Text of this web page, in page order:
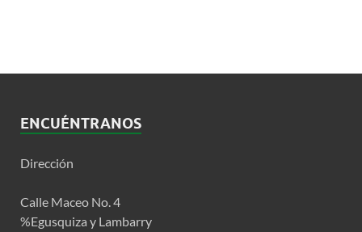
ENCUÉNTRANOS
Dirección
Calle Maceo No. 4
%Egusquiza y Lambarry